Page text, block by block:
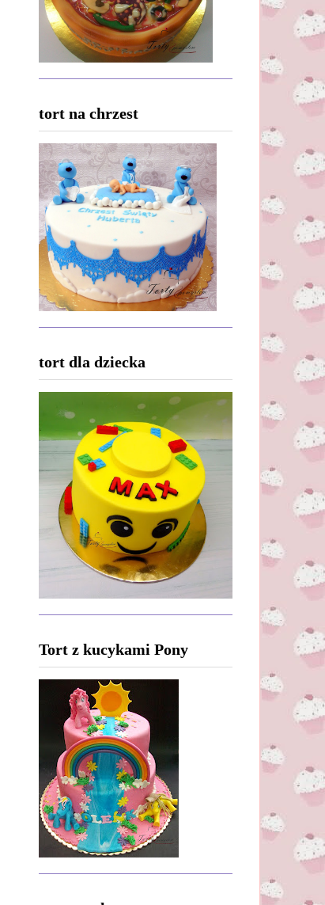
tort na chrzest
tort dla dziecka
Tort z kucykami Pony